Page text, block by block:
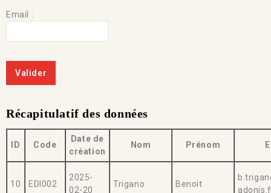
Email :
Récapitulatif des données
ID Code
Date de
création
Nom Prénom
10 EDI002
2025-
02-20
Trigano Benoit